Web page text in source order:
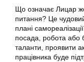
Що означає Лицар
питання? Це
плані
посада, робота або
таланти, проявити
працівника буде